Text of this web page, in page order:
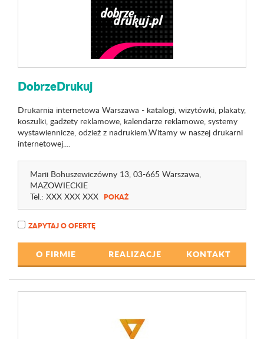
DobrzeDrukuj
Drukarnia internetowa Warszawa - katalogi, wizytówki, plakaty,
koszulki, gadżety reklamowe, kalendarze reklamowe, systemy
wystawiennicze, odzież z nadrukiem.Witamy w naszej drukarni
internetowej....
Marii Bohuszewiczówny 13, 03-665 Warszawa,
MAZOWIECKIE
Tel.: XXX XXX XXX POKAŻ
ZAPYTAJ O OFERTĘ
O FIRMIE REALIZACJE KONTAKT